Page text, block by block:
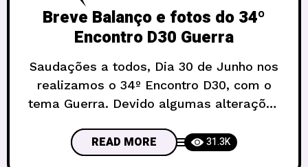
Breve Balanço e fotos do 34º
Encontro D30 Guerra
Saudações a todos, Dia 30 de Junho nos
realizamos o 34º Encontro D30, com o
tema Guerra. Devido algumas alterações
esse foi nosso primeiro encontro com
novo horário, além disso, com a final da
READ MORE 31.3K